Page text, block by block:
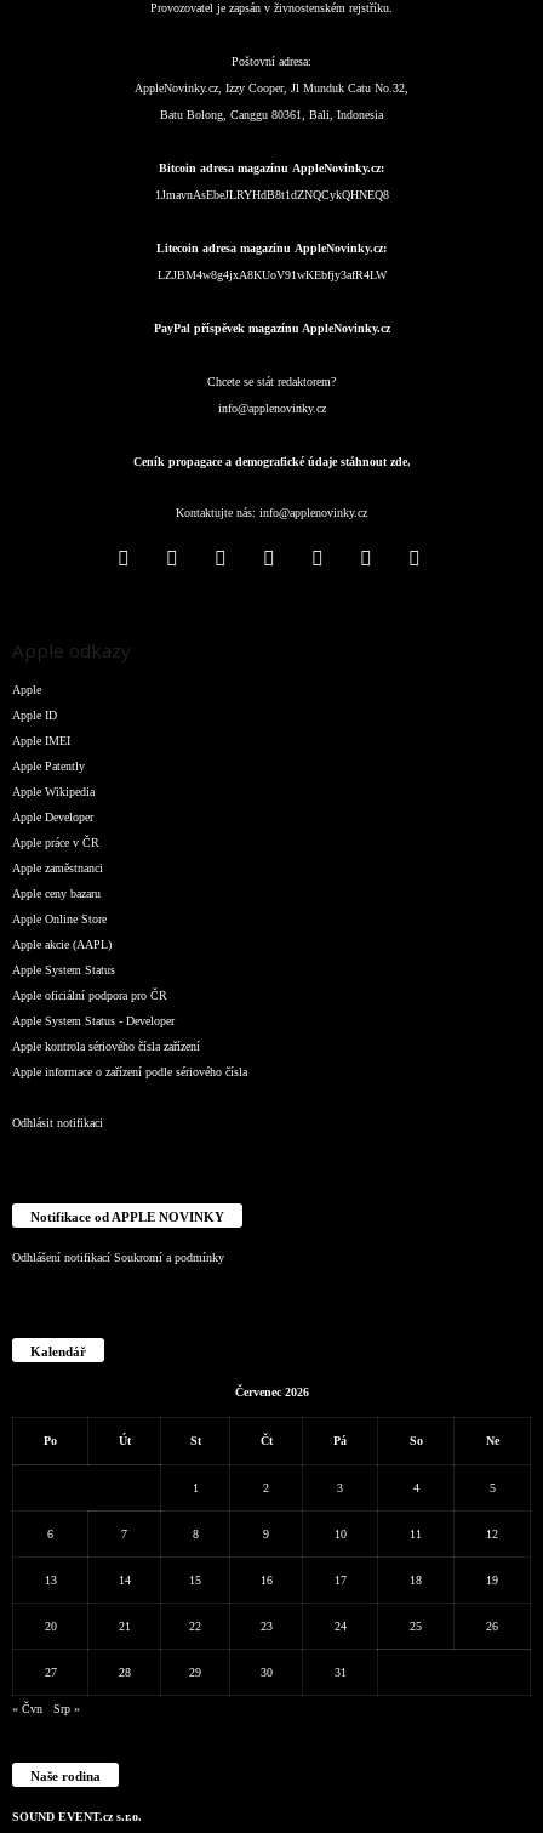
Provozovatel je zapsán v živnostenském rejstříku.
Poštovní adresa:
AppleNovinky.cz, Izzy Cooper, Jl Munduk Catu No.32,
Batu Bolong, Canggu 80361, Bali, Indonesia
Bitcoin adresa magazínu AppleNovinky.cz:
1JmavnAsEbeJLRYHdB8t1dZNQCykQHNEQ8
Litecoin adresa magazínu AppleNovinky.cz:
LZJBM4w8g4jxA8KUoV91wKEbfjy3afR4LW
PayPal příspěvek magazínu AppleNovinky.cz
Chcete se stát redaktorem?
info@applenovinky.cz
Ceník propagace a demografické údaje stáhnout zde.
Kontaktujte nás: info@applenovinky.cz
Apple odkazy
Apple
Apple ID
Apple IMEI
Apple Patently
Apple Wikipedia
Apple Developer
Apple práce v ČR
Apple zaměstnanci
Apple ceny bazaru
Apple Online Store
Apple akcie (AAPL)
Apple System Status
Apple oficiální podpora pro ČR
Apple System Status - Developer
Apple kontrola sériového čísla zařízení
Apple informace o zařízení podle sériového čísla
Odhlásit notifikaci
Notifikace od APPLE NOVINKY
Odhlášení notifikací Soukromí a podmínky
Kalendář
Červenec 2026
Po Út St Čt Pá So Ne
1 2 3 4 5
6 7 8 9 10 11 12
13 14 15 16 17 18 19
20 21 22 23 24 25 26
27 28 29 30 31
« Čvn Srp »
Naše rodina
SOUND EVENT.cz s.r.o.